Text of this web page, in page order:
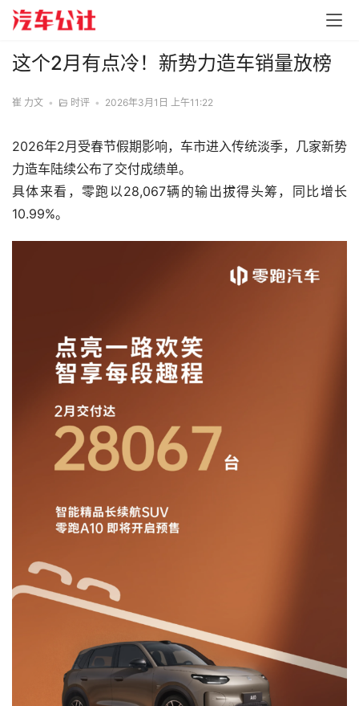
这个2月有点冷！新势力造车销量放榜
崔 力文 • 时评 • 2026年3月1日 上午11:22
2026年2月受春节假期影响，车市进入传统淡季，几家新势
力造车陆续公布了交付成绩单。
具体来看，零跑以28,067辆的输出拔得头筹，同比增长
10.99%。